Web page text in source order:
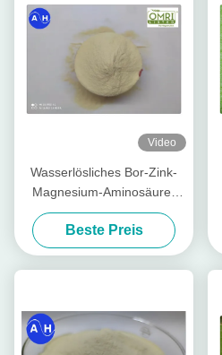
Video
Wasserlösliches Bor-Zink-
Magnesium-Aminosäure-
Chelate pulverisieren frei
Beste Preis